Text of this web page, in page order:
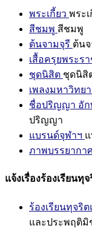
พระเกี้ยว พระเ
สีชมพู สีชมพู
ต้นจามจุรี ต้น
เสื้อครุยพระร
ชุดนิสิต ชุดนิสิ
เพลงมหาวิทย
ชื่อปริญญา อั
ปริญญา
แบรนด์จุฬาฯ
ภาพบรรยากา
แจ้งเรื่องร้องเรียนทุ
ร้องเรียนทุจริ
และประพฤติมิ